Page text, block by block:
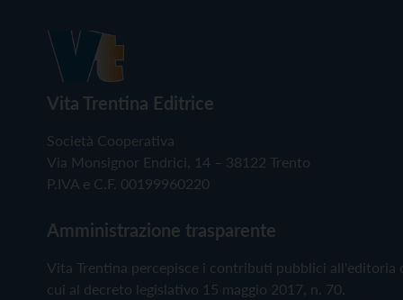
Vita Trentina Editrice
Società Cooperativa
Via Monsignor Endrici, 14 – 38122 Trento
P.IVA e C.F. 00199960220
Amministrazione trasparente
Vita Trentina percepisce i contributi pubblici all'editoria
cui al decreto legislativo 15 maggio 2017, n. 70.